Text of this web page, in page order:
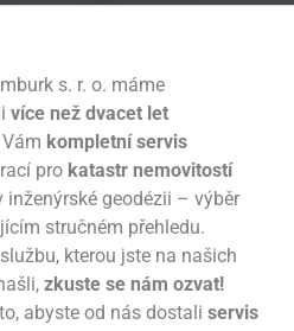
s. r. o. máme
více než dvacet let
kompletní servis
pro katastr nemovitostí
inženýrské geodézii – výběr
stručném přehledu.
kterou jste na našich
zkuste se nám ozvat!
abyste od nás dostali servis